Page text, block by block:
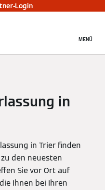
Login
MENÜ
in
in Trier finden
den neuesten
Sie vor Ort auf
Ihnen bei Ihren